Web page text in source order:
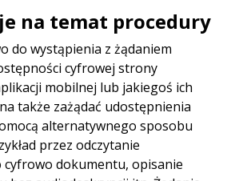
na temat procedury
do wystąpienia z żądaniem
cyfrowej strony
mobilnej lub jakiegoś ich
także zażądać udostępnienia
alternatywnego sposobu
przez odczytanie
dokumentu, opisanie